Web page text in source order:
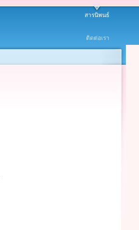
สารนิพนธ์
ติดต่อเรา